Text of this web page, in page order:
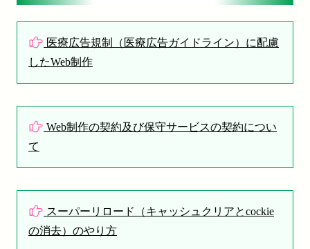
医療広告規制（医療広告ガイドライン）に配慮
したWeb制作
Web制作の契約及び保守サービスの契約につい
て
スーパーリロード（キャッシュクリアとcockie
の消去）のやり方